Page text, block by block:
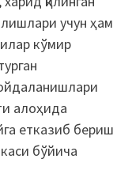
учун ҳам
кўмир
алоҳида
етказиб бериш
бўйича